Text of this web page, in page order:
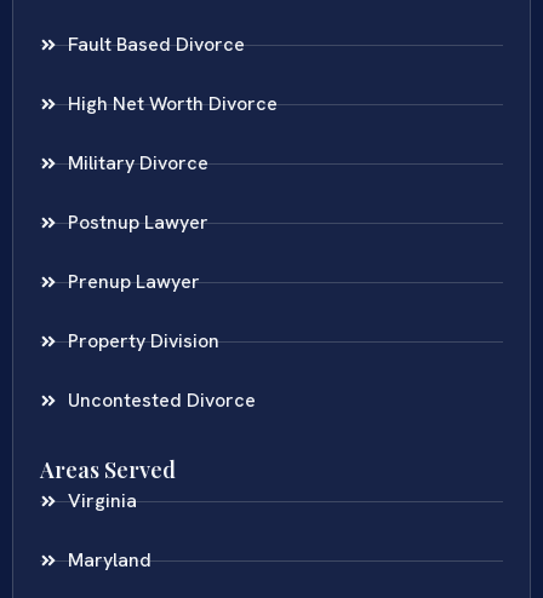
Fault Based Divorce
High Net Worth Divorce
Military Divorce
Postnup Lawyer
Prenup Lawyer
Property Division
Uncontested Divorce
Areas Served
Virginia
Maryland